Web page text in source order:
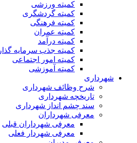
کمیته ورزشی
کمیته گردشگری
کمیته فرهنگی
کمیته عمران
کمیته درآمد
کمیته جذب سرمایه گذار
کمیته امور اجتماعی
کمیته آموزشی
شهرداری
شرح وظائف شهرداری
تاریخچه شهرداری
سند چشم انداز شهرداری
معرفی شهرداران
معرفی شهرداران قبلی
معرفی شهردار فعلی